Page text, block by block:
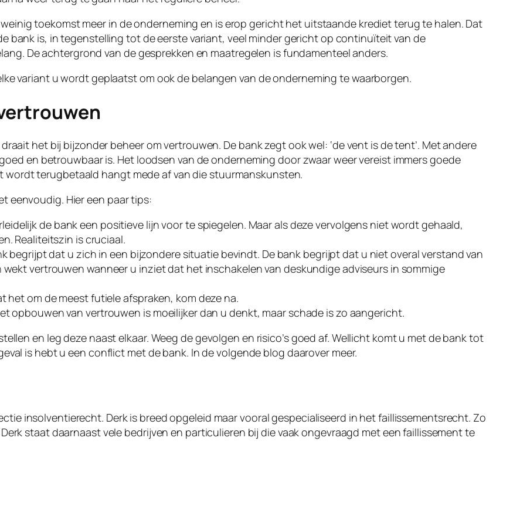
toekomst meer in de onderneming en is erop gericht het uitstaande krediet terug te halen. Dat
bank is, in tegenstelling tot de eerste variant, veel minder gericht op continuïteit van de
De achtergrond van de gesprekken en maatregelen is fundamenteel anders.
variant u wordt geplaatst om ook de belangen van de onderneming te waarborgen.
het bij bijzonder beheer om vertrouwen. De bank zegt ook wel: ‘de vent is de tent’. Met andere
en betrouwbaar is. Het loodsen van de onderneming door zwaar weer vereist immers goede
terugbetaald hangt mede af van die stuurmanskunsten.
eenvoudig. Hier een paar tips:
de bank een positieve lijn voor te spiegelen. Maar als deze vervolgens niet wordt gehaald,
Realiteitszin is cruciaal.
begrijpt dat u zich in een bijzondere situatie bevindt. De bank begrijpt dat u niet overal verstand van
vertrouwen wanneer u inziet dat het inschakelen van deskundige adviseurs in sommige
het om de meest futiele afspraken, kom deze na.
opbouwen van vertrouwen is moeilijker dan u denkt, maar schade is zo aangericht.
en leg deze naast elkaar. Weeg de gevolgen en risico’s goed af. Wellicht komt u met de bank tot
is hebt u een conflict met de bank. In de volgende blog daarover meer.
insolventierecht. Derk is breed opgeleid maar vooral gespecialiseerd in het faillissementsrecht. Zo
staat daarnaast vele bedrijven en particulieren bij die vaak ongevraagd met een faillissement te